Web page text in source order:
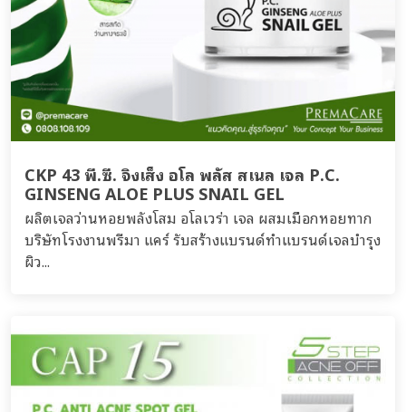
CKP 43 พี.ซี. จิงเส็ง อโล พลัส สเนล เจล P.C.
GINSENG ALOE PLUS SNAIL GEL
ผลิตเจลว่านหอยพลังโสม อโลเวร่า เจล ผสมเมือกหอยทาก
บริษัทโรงงานพรีมา แคร์ รับสร้างแบรนด์ทำแบรนด์เจลบำรุง
ผิว...